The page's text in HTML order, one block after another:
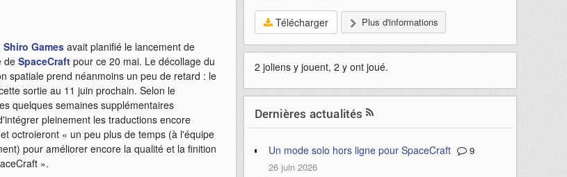
Shiro Games avait planifié le lancement de
deSpaceCraft pour ce 20 mai. Le décollage du
spatiale prend néanmoins un peu de retard : le
sortie au 11 juin prochain. Selon le
quelques semaines supplémentaires
pleinement les traductions encore
octroieront « un peu plus de temps (à l'équipe
pour améliorer encore la qualité et la finition
».
Télécharger Plus d'informations
2 joliens y jouent, 2 y ont joué.
Dernières actualités
Un mode solo hors ligne pour SpaceCraft
9
26 juin 2026